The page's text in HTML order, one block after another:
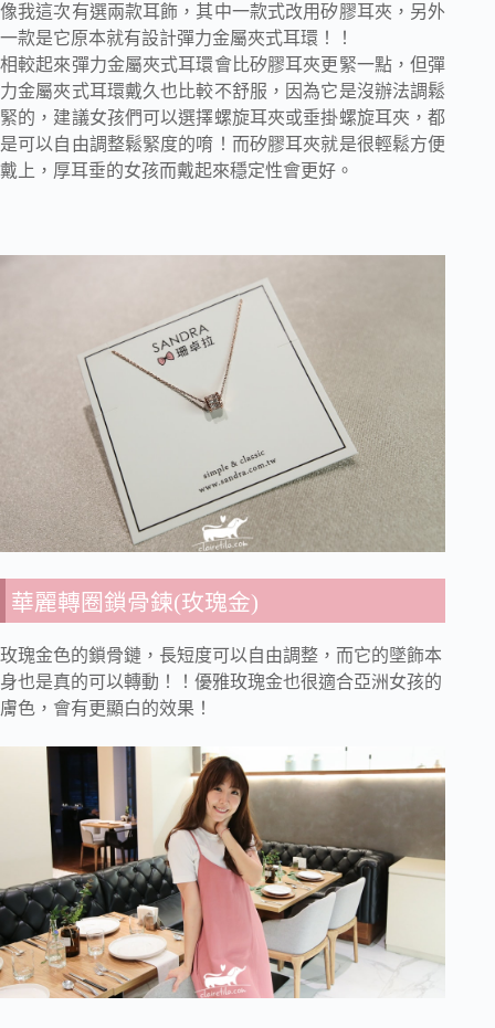
像我這次有選兩款耳飾，其中一款式改用矽膠耳夾，另外
一款是它原本就有設計彈力金屬夾式耳環！！
相較起來彈力金屬夾式耳環會比矽膠耳夾更緊一點，但彈
力金屬夾式耳環戴久也比較不舒服，因為它是沒辦法調鬆
緊的，建議女孩們可以選擇螺旋耳夾或垂掛螺旋耳夾，都
是可以自由調整鬆緊度的唷！而矽膠耳夾就是很輕鬆方便
戴上，厚耳垂的女孩而戴起來穩定性會更好。
華麗轉圈鎖骨鍊(玫瑰金)
玫瑰金色的鎖骨鏈，長短度可以自由調整，而它的墜飾本
身也是真的可以轉動！！優雅玫瑰金也很適合亞洲女孩的
膚色，會有更顯白的效果！